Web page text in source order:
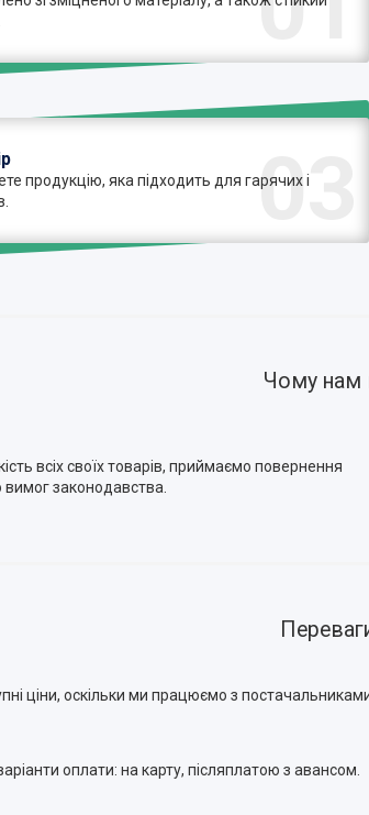
03
продукцію, яка підходить для гарячих і
Чому нам
всіх своїх товарів, приймаємо повернення
вимог законодавства.
ціни, оскільки ми працюємо з
оплати: на карту, післяплатою з авансом.